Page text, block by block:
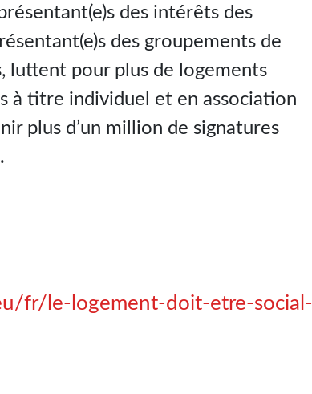
des intérêts des
des groupements de
luttent pour plus de logements
à titre individuel et en association
plus d’un million de signatures
fr/le-logement-doit-etre-social-